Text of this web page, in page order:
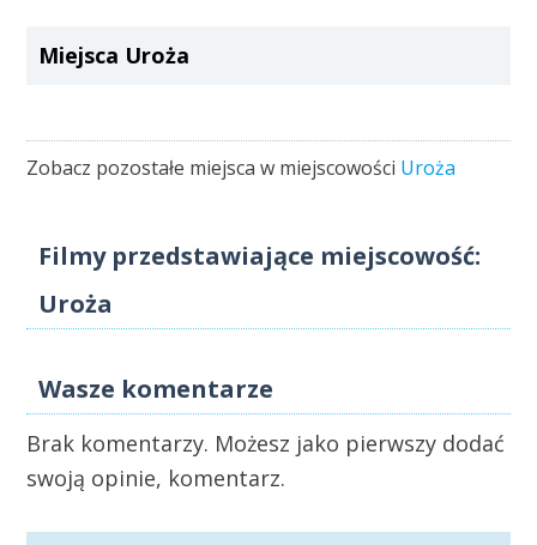
Miejsca Uroża
Zobacz pozostałe miejsca w miejscowości Uroża
Filmy przedstawiające miejscowość:
Uroża
Wasze komentarze
Brak komentarzy. Możesz jako pierwszy dodać
swoją opinie, komentarz.